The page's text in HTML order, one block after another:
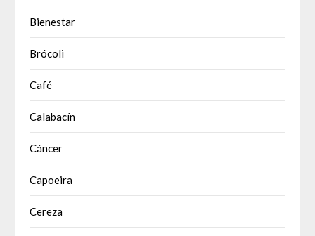
Bienestar
Brócoli
Café
Calabacín
Cáncer
Capoeira
Cereza